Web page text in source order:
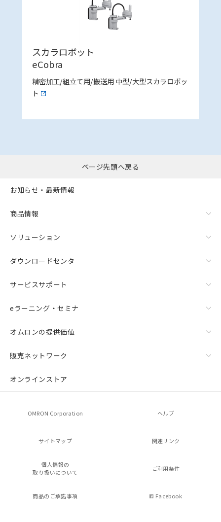
スカラロボット
eCobra
精密加工/組立て用/搬送用 中型/大型スカラロボッ
ト
ページ先頭へ戻る
お知らせ・最新情報
商品情報
ソリューション
ダウンロードセンタ
サービスサポート
eラーニング・セミナ
オムロンの提供価値
販売ネットワーク
オンラインストア
OMRON Corporation ヘルプ
サイトマップ 関連リンク
個人情報の
取り扱いについて
ご利用条件
商品のご承諾事項 Facebook